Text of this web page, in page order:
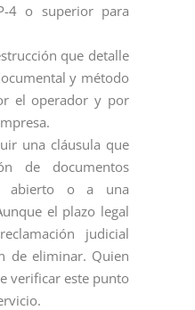
4 o superior para
que detalle
y método
el operador y por
una cláusula que
de documentos
abierto o a una
el plazo legal
judicial
de eliminar. Quien
verificar este punto